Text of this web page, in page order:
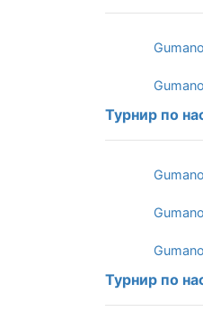
Турнир по
Турнир по